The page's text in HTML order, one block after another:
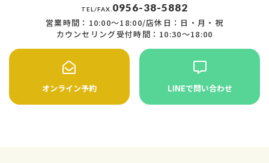
TEL/FAX. 0956-38-5882
営業時間：10:00〜18:00/店休日：日・月・祝
カウンセリング受付時間：10:30〜18:00
オンライン予約 LINEで問い合わせ